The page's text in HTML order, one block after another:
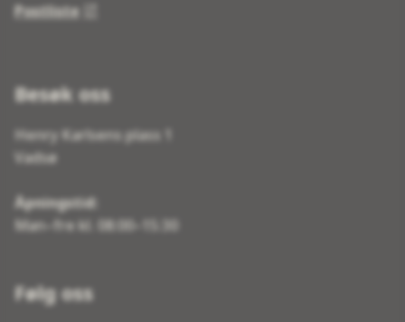
Postliste
Besøk oss
Henry Karlsens plass 1
Vadsø
Åpningstid:
Man–fre kl. 08:00–15:30
Følg oss